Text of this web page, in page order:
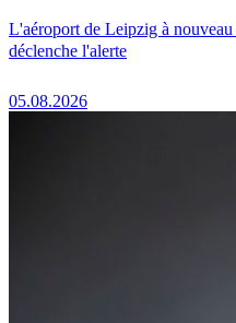
L'aéroport de Leipzig à
déclenche l'alerte
05.08.2026